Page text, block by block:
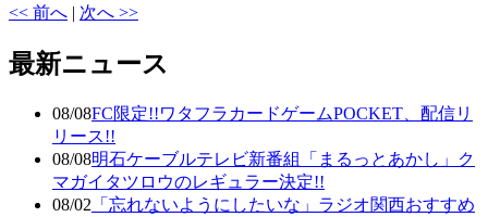
<< 前へ | 次へ >>
最新ニュース
08/08FC限定!!ワタフラカードゲームPOCKET、配信リ
リース!!
08/08明石ケーブルテレビ新番組「まるっとあかし」ク
マガイタツロウのレギュラー決定!!
08/02 「忘れないようにしたいな」ラジオ関西おすすめ